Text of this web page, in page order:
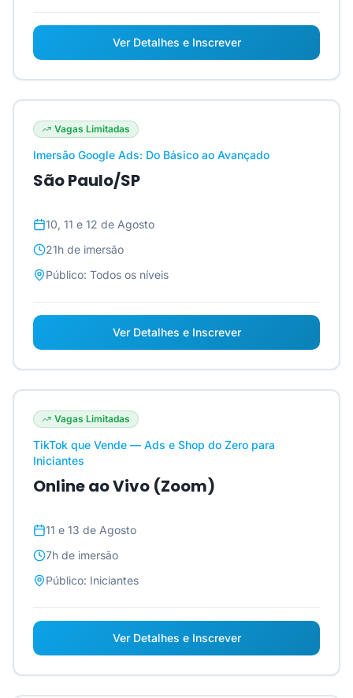
Ver Detalhes e Inscrever
Vagas Limitadas
Imersão Google Ads: Do Básico ao Avançado
São Paulo/SP
10, 11 e 12 de Agosto
21h de imersão
Público: Todos os níveis
Ver Detalhes e Inscrever
Vagas Limitadas
TikTok que Vende — Ads e Shop do Zero para
Iniciantes
Online ao Vivo (Zoom)
11 e 13 de Agosto
7h de imersão
Público: Iniciantes
Ver Detalhes e Inscrever